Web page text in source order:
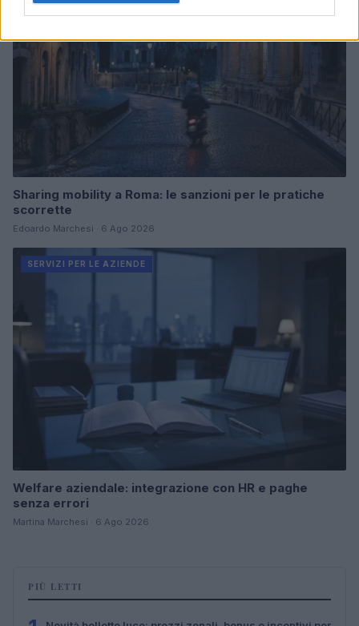
Sharing mobility a Roma: le sanzioni per le pratiche
scorrette
Edoardo Marchesi · 6 Ago 2026
SERVIZI PER LE AZIENDE
Welfare aziendale: integrazione con HR e paghe
senza errori
Martina Marchesi · 6 Ago 2026
PIÙ LETTI